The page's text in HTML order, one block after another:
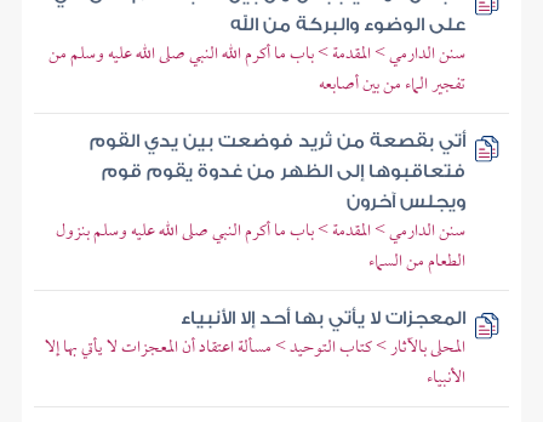
على الوضوء والبركة من الله
سنن الدارمي > المقدمة > باب ما أكرم الله النبي صلى الله عليه وسلم من
تفجير الماء من بين أصابعه
أتي بقصعة من ثريد فوضعت بين يدي القوم
فتعاقبوها إلى الظهر من غدوة يقوم قوم
ويجلس آخرون
سنن الدارمي > المقدمة > باب ما أكرم النبي صلى الله عليه وسلم بنزول
الطعام من السماء
المعجزات لا يأتي بها أحد إلا الأنبياء
المحلى بالآثار > كتاب التوحيد > مسألة اعتقاد أن المعجزات لا يأتي بها إلا
الأنبياء